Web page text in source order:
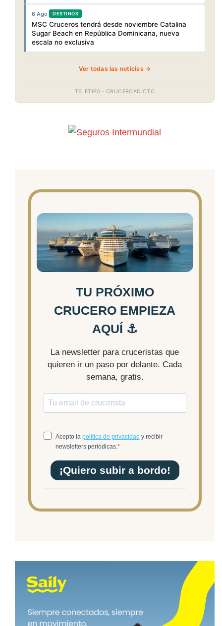
6 Ago· DESTINOS
MSC Cruceros tendrá desde noviembre Catalina
Sugar Beach en República Dominicana, nueva
escala no exclusiva
Ver todas las noticias →
TELETIPO · CRUCEROADICTO